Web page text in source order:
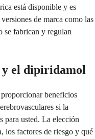
está disponible y es
de marca como las
se fabrican y regulan
el dipiridamol
beneficios
si la
para usted. La elección
los factores de riesgo y qué